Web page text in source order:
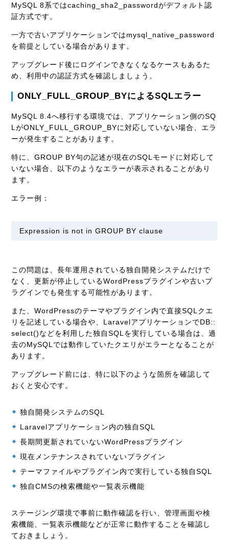
MySQL 8系ではcaching_sha2_passwordがデフォルト認
証方式です。
一方で古いアプリケーションではmysql_native_password
を前提としている場合があります。
アップグレード後にログインできなくなるケースもあるた
め、利用中の認証方式を確認しましょう。
ONLY_FULL_GROUP_BYによるSQLエラー
MySQL 8.4へ移行する環境では、アプリケーション側のSQ
LがONLY_FULL_GROUP_BYに対応していない場合、エラ
ーが発生することがあります。
特に、GROUP BY句の記述が現在のSQLモードに対応して
いない場合、以下のようなエラーが表示されることがあり
ます。
エラー例：
Expression is not in GROUP BY clause
この問題は、長年運用されている独自開発システムだけで
なく、更新が停止しているWordPressプラグインや古いプ
ラグインでも発生する可能性があります。
また、WordPressのテーマやプラグイン内で直接SQLクエ
リを記述している場合や、LaravelアプリケーションでDB::
select()などを利用した独自SQLを実行している場合は、過
去のMySQLでは動作していたクエリがエラーとなることが
あります。
アップグレード前には、特に以下のような箇所を確認して
おくと安心です。
独自開発システムのSQL
Laravelアプリケーション内の独自SQL
長期間更新されていないWordPressプラグイン
現在メンテナンスされていないプラグイン
テーマファイルやプラグイン内で実行している独自SQL
独自CMSの検索機能や一覧表示機能
ステージング環境で事前に動作確認を行い、管理画面や検
索機能、一覧表示機能などが正常に動作することを確認し
ておきましょう。